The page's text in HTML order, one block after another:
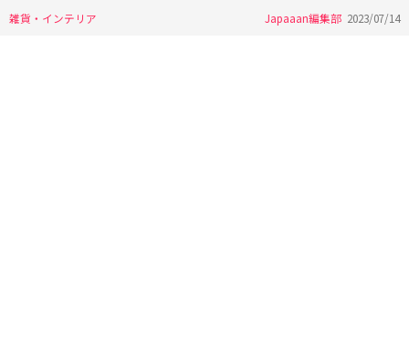
雑貨・インテリア Japaaan編集部 2023/07/14